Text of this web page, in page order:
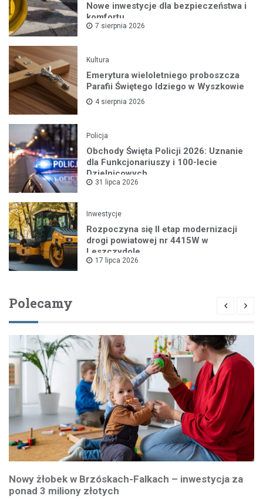
Nowe inwestycje dla bezpieczeństwa i
komfortu
7 sierpnia 2026
Kultura
Emerytura wieloletniego proboszcza
Parafii Świętego Idziego w Wyszkowie
4 sierpnia 2026
Policja
Obchody Święta Policji 2026: Uznanie
dla Funkcjonariuszy i 100-lecie
Dzielnicowych
31 lipca 2026
Inwestycje
Rozpoczyna się II etap modernizacji
drogi powiatowej nr 4415W w
Leszczydole
17 lipca 2026
Polecamy
Nowy żłobek w Brzóskach-Falkach – inwestycja za
ponad 3 miliony złotych